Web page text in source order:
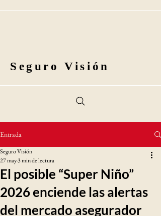
Seguro Visión
Entrada
El posible “Super Niño”
2026 enciende las alertas
del mercado asegurador
Seguro Visión
27 may3 min de lectura